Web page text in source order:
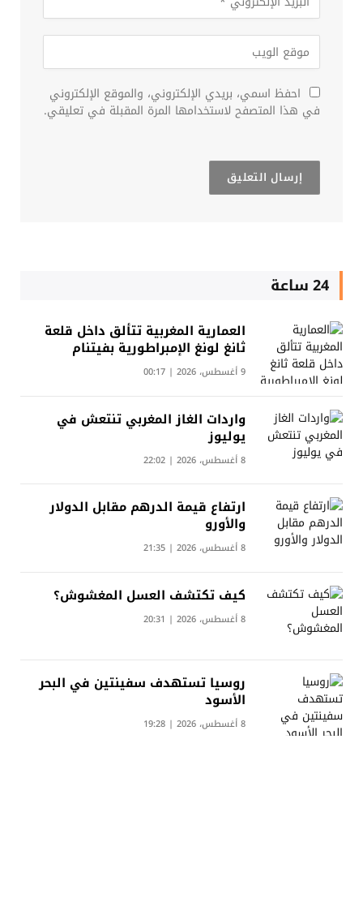
احفظ اسمي، بريدي الإلكتروني، والموقع الإلكتروني
في هذا المتصفح لاستخدامها المرة المقبلة في تعليقي.
24 ساعة
العمارية المغربية تتألق داخل قلعة
ثانغ لونغ الإمبراطورية بفيتنام
9 أغسطس، 2026 | 00:17
واردات الغاز المغربي تنتعش في
يوليوز
8 أغسطس، 2026 | 22:02
ارتفاع قيمة الدرهم مقابل الدولار
والأورو
8 أغسطس، 2026 | 21:35
كيف تكتشف العسل المغشوش؟
8 أغسطس، 2026 | 20:31
روسيا تستهدف سفينتين في البحر
الأسود
8 أغسطس، 2026 | 19:28